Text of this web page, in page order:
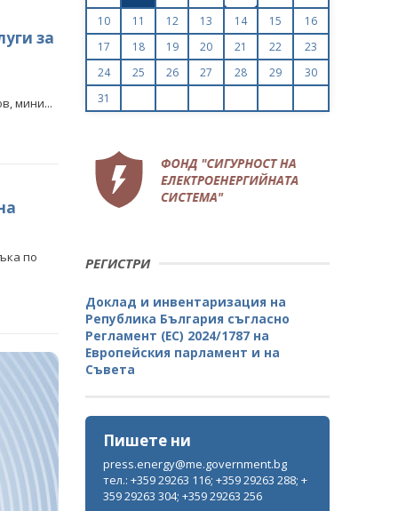
за
мини...
по
10
11 12 13 14 15
16
17
18 19 20 21 22
23
24
25 26 27 28 29
30
31
РЕГИСТРИ
Доклад и инвентаризация на
Република България съгласно
Регламент (ЕС) 2024/1787 на
Европейския парламент и на
Съвета
Пишете ни
press.energy@me.government.bg
тел.: +359 29263 116; +359 29263 288; +
359 29263 304; +359 29263 256